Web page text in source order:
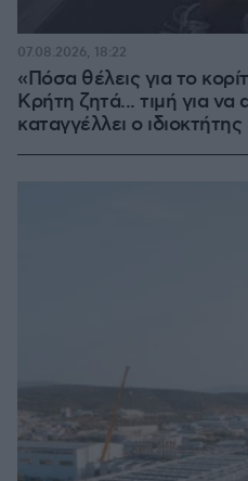
«Πόσα θέλεις για το
Κρήτη ζητά... τιμή για να
καταγγέλλει ο
07.08.2026, 18:22